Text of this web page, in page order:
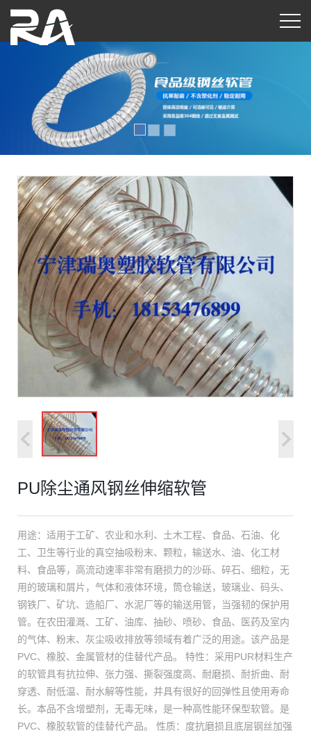
PU除尘通风钢丝伸缩软管
用途：适用于工矿、农业和水利、土木工程、食品、石油、化
工、卫生等行业的真空抽吸粉末、颗粒，输送水、油、化工材
料、食品等，高流动速率非常有磨损力的沙砾、碎石、细粒，无
用的玻璃和屑片，气体和液体环境，筒仓输送，玻璃业、码头、
钢铁厂、矿坑、造船厂、水泥厂等的输送用管，当强韧的保护用
管。在农田灌溉、工矿、油库、抽砂、喷砂、食品、医药及室内
的气体、粉末、灰尘吸收排放等领域有着广泛的用途。该产品是
PVC、橡胶、金属管材的佳替代产品。 特性：采用PUR材料生产
的软管具有抗拉伸、张力强、撕裂强度高、耐磨损、耐折曲、耐
穿透、耐低温、耐水解等性能，并具有很好的回弹性且使用寿命
长。本品不含增塑剂，无毒无味，是一种高性能环保型软管。是
PVC、橡胶软管的佳替代产品。 性质：度抗磨损且底层钢丝加强